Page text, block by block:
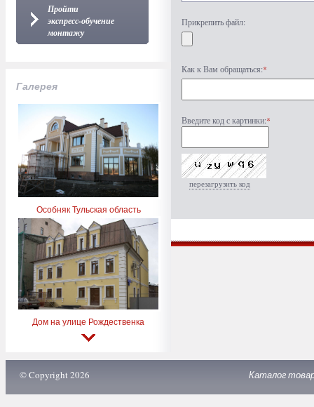
Пройти
экспресс-обучение
монтажу
Галерея
Особняк Тульская область
Дом на улице Рождественка
Прикрепить файл:
Как к Вам обращаться:*
Введите код с картинки:*
перезагрузить код
© Copyright 2026 Каталог